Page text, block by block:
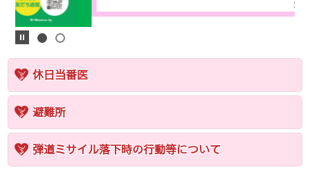
休日当番医
避難所
弾道ミサイル落下時の行動等について